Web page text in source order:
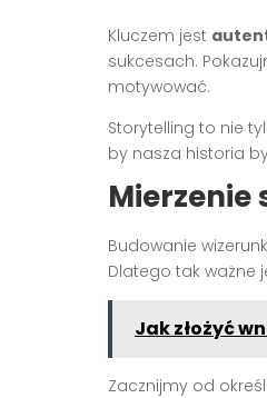
Kluczem jest
sukcesach.
motywować.
Storytelling to nie
by nasza historia
Mierzenie
Budowanie
Dlatego tak ważne
Jak złożyć
Zacznijmy od